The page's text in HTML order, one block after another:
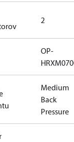
2
OP-
Medium
Back
Pressure